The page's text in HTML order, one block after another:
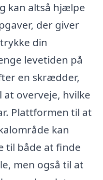
kan altså hjælpe
der giver
din
levetiden på
en skrædder,
overveje, hvilke
Plattformen til at
kan
til både at finde
men også til at